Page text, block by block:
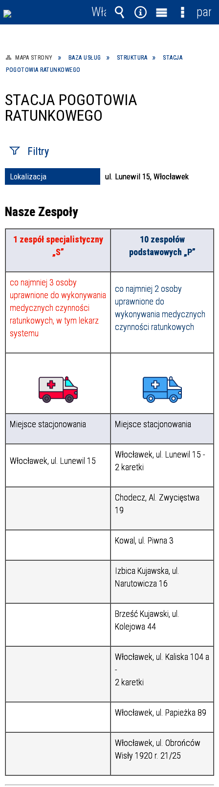
MAPA STRONY BAZA USŁUG STRUKTURA
STACJA
POGOTOWIA RATUNKOWEGO
STACJA POGOTOWIA
RATUNKOWEGO
Filtry
Fraza / imię,
Struktura
Personel
Lokalizacja ul. Lunewil 15, Włocławek
Nasze Zespoły
1 zespół specjalistyczny
„S”
10 zespołów
podstawowych „P”
co najmniej 3 osoby
uprawnione do wykonywania
medycznych czynności
ratunkowych, w tym lekarz
systemu
co najmniej 2 osoby
uprawnione do
wykonywania medycznych
czynności ratunkowych
Miejsce stacjonowania Miejsce stacjonowania
Włocławek, ul. Lunewil 15
Włocławek, ul. Lunewil 15 -
2 karetki
Chodecz, Al. Zwycięstwa
19
Kowal, ul. Piwna 3
Izbica Kujawska, ul.
Narutowicza 16
Brześć Kujawski, ul.
Kolejowa 44
Włocławek, ul. Kaliska 104 a
-
2 karetki
Włocławek, ul. Papieżka 89
Włocławek, ul. Obrońców
Wisły 1920 r. 21/25
Włącz
powiadomienia
Wyszukiwarka
Narzędzia
MenuMenu